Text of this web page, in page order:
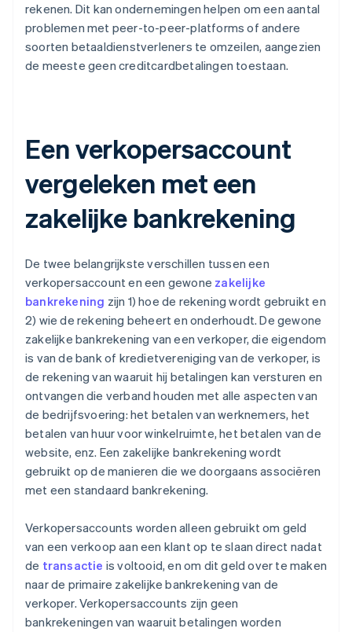
rekenen. Dit kan ondernemingen helpen om een aantal
problemen met peer-to-peer-platforms of andere
soorten betaaldienstverleners te omzeilen, aangezien
de meeste geen creditcardbetalingen toestaan.
Een verkopersaccount
vergeleken met een
zakelijke bankrekening
De twee belangrijkste verschillen tussen een
verkopersaccount en een gewone zakelijke
bankrekening zijn 1) hoe de rekening wordt gebruikt en
2) wie de rekening beheert en onderhoudt. De gewone
zakelijke bankrekening van een verkoper, die eigendom
is van de bank of kredietvereniging van de verkoper, is
de rekening van waaruit hij betalingen kan versturen en
ontvangen die verband houden met alle aspecten van
de bedrijfsvoering: het betalen van werknemers, het
betalen van huur voor winkelruimte, het betalen van de
website, enz. Een zakelijke bankrekening wordt
gebruikt op de manieren die we doorgaans associëren
met een standaard bankrekening.
Verkopersaccounts worden alleen gebruikt om geld
van een verkoop aan een klant op te slaan direct nadat
de transactie is voltooid, en om dit geld over te maken
naar de primaire zakelijke bankrekening van de
verkoper. Verkopersaccounts zijn geen
bankrekeningen van waaruit betalingen worden